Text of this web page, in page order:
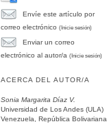
Envíe este artículo por
correo electrónico (Inicie sesión)
Enviar un correo
electrónico al autor/a (Inicie sesión)
ACERCA DEL AUTOR/A
Sonia Margarita Díaz V.
Universidad de Los Andes (ULA)
Venezuela, República Bolivariana